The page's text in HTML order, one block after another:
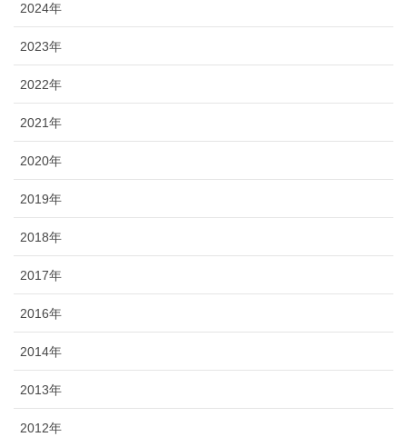
2024年
2023年
2022年
2021年
2020年
2019年
2018年
2017年
2016年
2014年
2013年
2012年